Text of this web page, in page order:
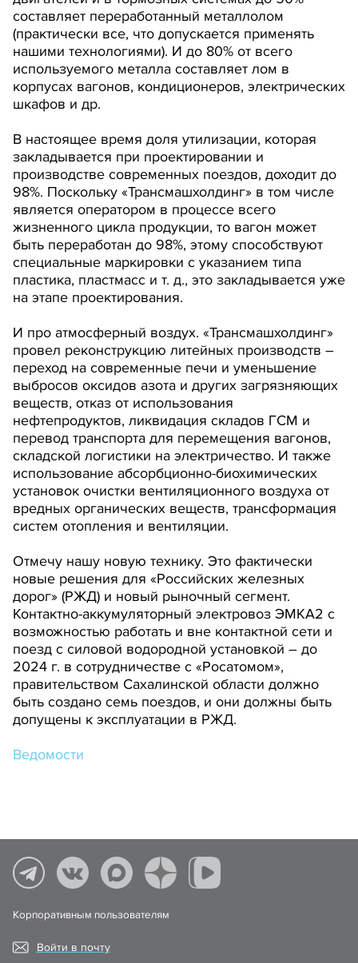
составляет переработанный металлолом
(практически все, что допускается применять
нашими технологиями). И до 80% от всего
используемого металла составляет лом в
корпусах вагонов, кондиционеров, электрических
шкафов и др.
В настоящее время доля утилизации, которая
закладывается при проектировании и
производстве современных поездов, доходит до
98%. Поскольку «Трансмашхолдинг» в том числе
является оператором в процессе всего
жизненного цикла продукции, то вагон может
быть переработан до 98%, этому способствуют
специальные маркировки с указанием типа
пластика, пластмасс и т. д., это закладывается уже
на этапе проектирования.
И про атмосферный воздух. «Трансмашхолдинг»
провел реконструкцию литейных производств –
переход на современные печи и уменьшение
выбросов оксидов азота и других загрязняющих
веществ, отказ от использования
нефтепродуктов, ликвидация складов ГСМ и
перевод транспорта для перемещения вагонов,
складской логистики на электричество. И также
использование абсорбционно-биохимических
установок очистки вентиляционного воздуха от
вредных органических веществ, трансформация
систем отопления и вентиляции.
Отмечу нашу новую технику. Это фактически
новые решения для «Российских железных
дорог» (РЖД) и новый рыночный сегмент.
Контактно-аккумуляторный электровоз ЭМКА2 с
возможностью работать и вне контактной сети и
поезд с силовой водородной установкой – до
2024 г. в сотрудничестве с «Росатомом»,
правительством Сахалинской области должно
быть создано семь поездов, и они должны быть
допущены к эксплуатации в РЖД.
Ведомости
Корпоративным пользователям
Войти в почту